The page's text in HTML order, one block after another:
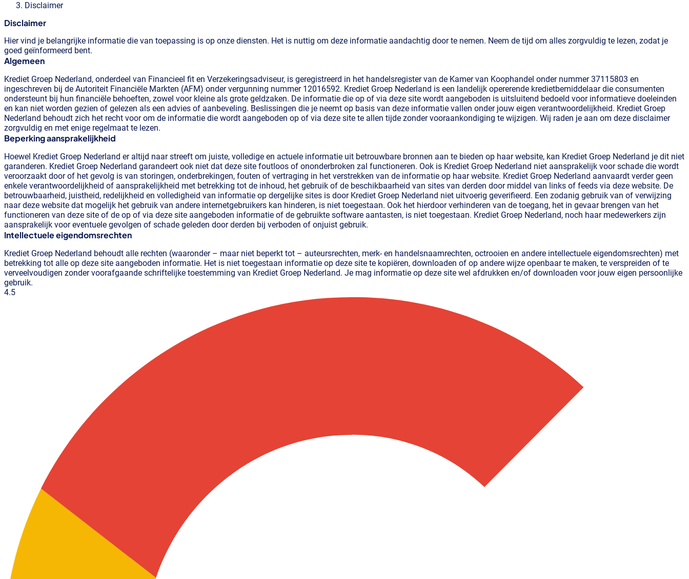
Disclaimer
Disclaimer
Hier vind je belangrijke informatie die van toepassing is op onze diensten. Het is nuttig om deze informatie aandachtig door te nemen. Neem de tijd om alles zorgvuldig te lezen, zodat je
goed geïnformeerd bent.
Algemeen
Krediet Groep Nederland, onderdeel van Financieel fit en Verzekeringsadviseur, is geregistreerd in het handelsregister van de Kamer van Koophandel onder nummer 37115803 en
ingeschreven bij de Autoriteit Financiële Markten (AFM) onder vergunning nummer 12016592. Krediet Groep Nederland is een landelijk opererende kredietbemiddelaar die consumenten
ondersteunt bij hun financiële behoeften, zowel voor kleine als grote geldzaken. De informatie die op of via deze site wordt aangeboden is uitsluitend bedoeld voor informatieve doeleinden
en kan niet worden gezien of gelezen als een advies of aanbeveling. Beslissingen die je neemt op basis van deze informatie vallen onder jouw eigen verantwoordelijkheid. Krediet Groep
Nederland behoudt zich het recht voor om de informatie die wordt aangeboden op of via deze site te allen tijde zonder vooraankondiging te wijzigen. Wij raden je aan om deze disclaimer
zorgvuldig en met enige regelmaat te lezen.
Beperking aansprakelijkheid
Hoewel Krediet Groep Nederland er altijd naar streeft om juiste, volledige en actuele informatie uit betrouwbare bronnen aan te bieden op haar website, kan Krediet Groep Nederland je dit niet
garanderen. Krediet Groep Nederland garandeert ook niet dat deze site foutloos of ononderbroken zal functioneren. Ook is Krediet Groep Nederland niet aansprakelijk voor schade die wordt
veroorzaakt door of het gevolg is van storingen, onderbrekingen, fouten of vertraging in het verstrekken van de informatie op haar website. Krediet Groep Nederland aanvaardt verder geen
enkele verantwoordelijkheid of aansprakelijkheid met betrekking tot de inhoud, het gebruik of de beschikbaarheid van sites van derden door middel van links of feeds via deze website. De
betrouwbaarheid, juistheid, redelijkheid en volledigheid van informatie op dergelijke sites is door Krediet Groep Nederland niet uitvoerig geverifieerd. Een zodanig gebruik van of verwijzing
naar deze website dat mogelijk het gebruik van andere internetgebruikers kan hinderen, is niet toegestaan. Ook het hierdoor verhinderen van de toegang, het in gevaar brengen van het
functioneren van deze site of de op of via deze site aangeboden informatie of de gebruikte software aantasten, is niet toegestaan. Krediet Groep Nederland, noch haar medewerkers zijn
aansprakelijk voor eventuele gevolgen of schade geleden door derden bij verboden of onjuist gebruik.
Intellectuele eigendomsrechten
Krediet Groep Nederland behoudt alle rechten (waaronder – maar niet beperkt tot – auteursrechten, merk- en handelsnaamrechten, octrooien en andere intellectuele eigendomsrechten) met
betrekking tot alle op deze site aangeboden informatie. Het is niet toegestaan informatie op deze site te kopiëren, downloaden of op andere wijze openbaar te maken, te verspreiden of te
verveelvoudigen zonder voorafgaande schriftelijke toestemming van Krediet Groep Nederland. Je mag informatie op deze site wel afdrukken en/of downloaden voor jouw eigen persoonlijke
gebruik.
4.5